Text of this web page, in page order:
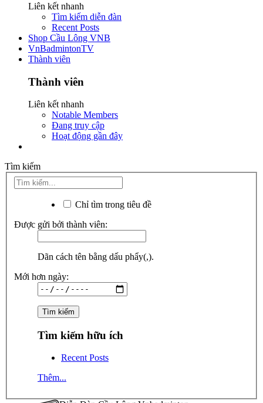
Liên kết nhanh
Tìm kiếm diễn đàn
Recent Posts
Shop Cầu Lông VNB
VnBadmintonTV
Thành viên
Thành viên
Liên kết nhanh
Notable Members
Đang truy cập
Hoạt động gần đây
Tìm kiếm
Chỉ tìm trong tiêu đề
Được gửi bởi thành viên:
Dãn cách tên bằng dấu phẩy(,).
Mới hơn ngày:
Tìm kiếm hữu ích
Recent Posts
Thêm...